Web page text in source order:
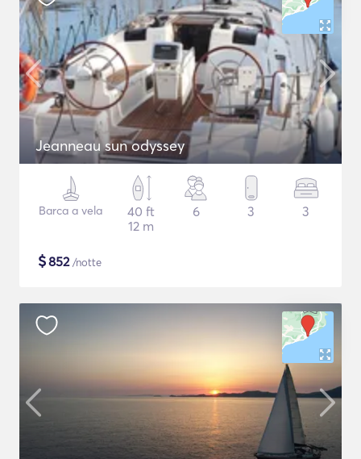
Jeanneau sun odyssey
Barca a vela
40 ft
12 m
6 3 3
$852/notte